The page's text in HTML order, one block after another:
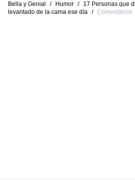
Bella y Genial / Humor /
17 Personas que
levantado de la cama ese día / Comentarios